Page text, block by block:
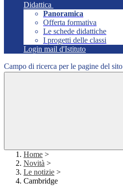
Didattica
Panoramica
Offerta formativa
Le schede didattiche
I progetti delle classi
Login mail d'Istituto
Campo di ricerca per le pagine del sito
Home >
Novità >
Le notizie >
Cambridge